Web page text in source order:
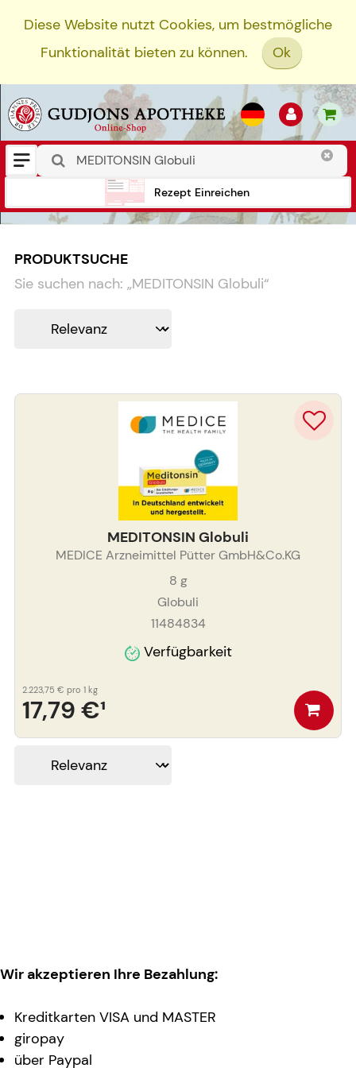
Diese Website nutzt Cookies, um bestmögliche
Funktionalität bieten zu können.
Ok
Rezept Einreichen
PRODUKTSUCHE
Sie suchen nach: „MEDITONSIN Globuli“
MEDITONSIN Globuli
MEDICE Arzneimittel Pütter GmbH&Co.KG
8 g
Globuli
11484834
Verfügbarkeit
17,79 €¹
2.223,75 € pro 1 kg
Wir akzeptieren Ihre Bezahlung:
Kreditkarten VISA und MASTER
giropay
über Paypal